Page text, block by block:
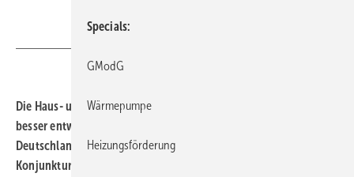
Die Haus- und Gebäudetechnik hat sich im Jahr 2020 deutlich
besser entwickelt als die meisten anderen Wirtschaftsbereiche in
Deutschland. Zu diesem Ergebnis kommt das SHK-
Konjunkturbarometer von VdZ und VDS für das 4. Quartal 2020.
Specials
GModG
Wärmepumpe
Heizungsförderung